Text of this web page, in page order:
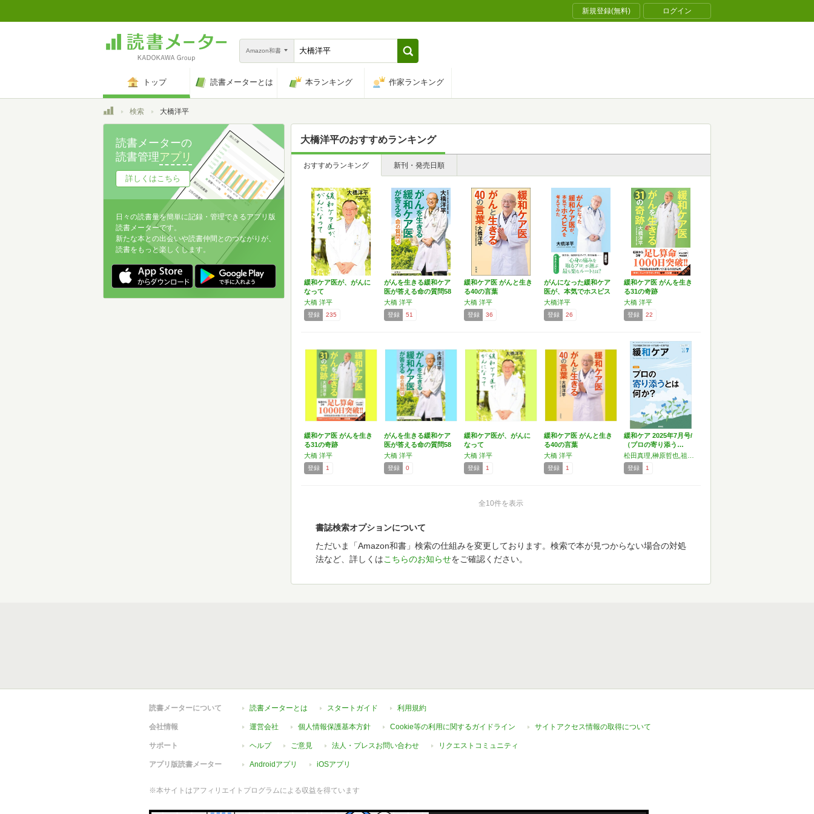
新規登録(無料) ログイン
Amazon和書
トップ 読書メーターとは 本ランキング 作家ランキング
トップ検索 大橋洋平
大橋洋平のおすすめランキング
おすすめランキング 新刊・発売日順
緩和ケア医が、がんに
なって
大橋 洋平
登録 235
がんを生きる緩和ケア
医が答える命の質問58
大橋 洋平
登録 51
緩和ケア医 がんと生き
る40の言葉
大橋 洋平
登録 36
がんになった緩和ケア
医が、本気でホスピス
を考…
大橋洋平
登録 26
緩和ケア医 がんを生き
る31の奇跡
大橋 洋平
登録 22
緩和ケア医 がんを生き
る31の奇跡
大橋 洋平
登録 1
がんを生きる緩和ケア
医が答える命の質問58
大橋 洋平
登録 0
緩和ケア医が、がんに
なって
大橋 洋平
登録 1
緩和ケア医 がんと生き
る40の言葉
大橋 洋平
登録 1
緩和ケア 2025年7月号/
（プロの寄り添う…
登録 1
全10件を表示
書誌検索オプションについて
ただいま「Amazon和書」検索の仕組みを変更しております。検索で本が見つからない場合の対処
法など、詳しくはこちらのお知らせをご確認ください。
読書メーターの
読書管理アプリ
詳しくはこちら
日々の読書量を簡単に記録・管理できるアプリ版
読書メーターです。
新たな本との出会いや読書仲間とのつながりが、
読書をもっと楽しくします。
読書メーターについて 読書メーターとは スタートガイド 利用規約
会社情報 運営会社 個人情報保護基本方針 Cookie等の利用に関するガイドライン サイトアクセス情報の取得について
サポート ヘルプ ご意見 法人・プレスお問い合わせ リクエストコミュニティ
アプリ版読書メーター Androidアプリ iOSアプリ
※本サイトはアフィリエイトプログラムによる収益を得ています